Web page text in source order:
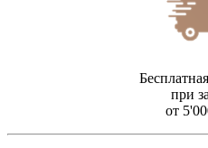
при
от